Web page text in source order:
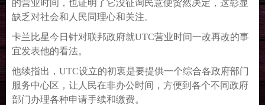
的营业时间，也证明了它没征询民意便贸然决定，这彰显
缺乏对社会和人民同理心和关注。
卡兰比星今日针对联邦政府就UTC营业时间一改再改的事
宜发表他的看法。
他续指出，UTC设立的初衷是要提供一个综合各政府部门
服务中心区，让人民在非办公时间，方便到各个不同政府
部门办理各种申请手续和缴费。